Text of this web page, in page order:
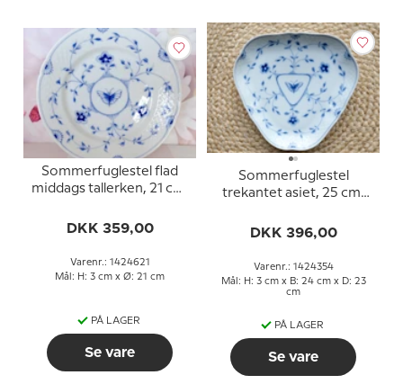
Sommerfuglestel flad
middags tallerken, 21 cm,
eller 621
DKK 359,00
Varenr.: 1424621
Mål: H: 3 cm x Ø: 21 cm
PÅ LAGER
Se vare
Sommerfuglestel
trekantet asiet, 25 cm,
eller 354
DKK 396,00
Varenr.: 1424354
Mål: H: 3 cm x B: 24 cm x D: 23
cm
PÅ LAGER
Se vare